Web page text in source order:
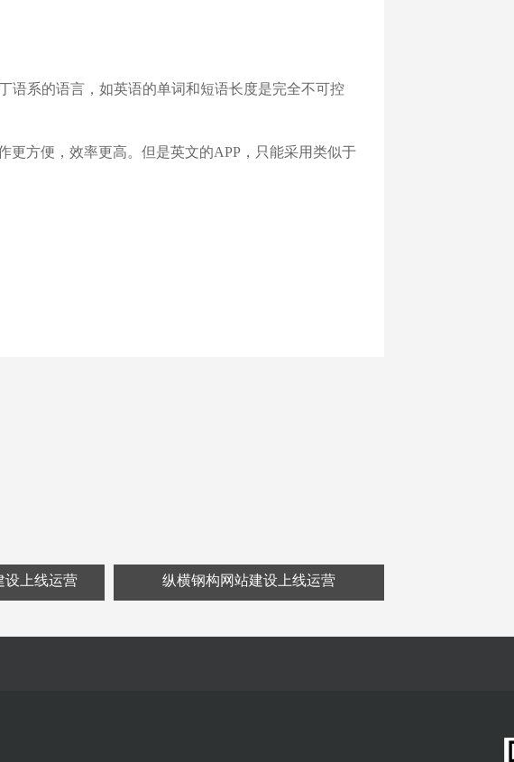
语系的语言，如英语的单词和短语长度是完全不可控
更方便，效率更高。但是英文的APP，只能采用类似于
设上线运营 纵横钢构网站建设上线运营